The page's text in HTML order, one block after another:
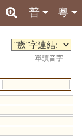
粵
普
單讀音字